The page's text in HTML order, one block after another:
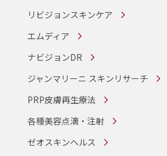
リビジョンスキンケア
エムディア
ナビジョンDR
ジャンマリーニ スキンリサーチ
PRP皮膚再生療法
各種美容点滴・注射
ゼオスキンヘルス